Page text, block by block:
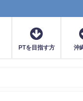
PTを目指す方 沖